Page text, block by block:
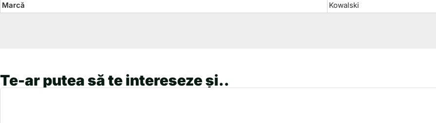
Marcă
Kowalski
Te-ar putea să te intereseze și..